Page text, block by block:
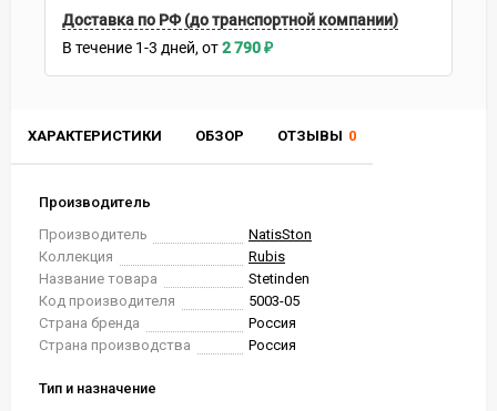
ХАРАКТЕРИСТИКИ ОБЗОР ОТЗЫВЫ 0
Производитель
Производитель
NatisSton
Коллекция
Rubis
Название товара
Stetinden
Код производителя
5003-05
Страна бренда
Россия
Страна производства
Россия
Тип и назначение
Доставка по РФ (до транспортной компании)
В течение 1-3 дней 2 790₽